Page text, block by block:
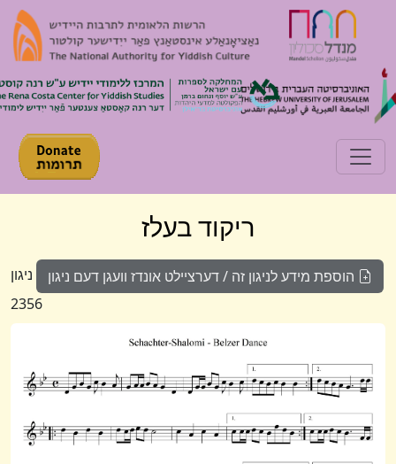
Toggle navigation
ריקוד בעלז
הוספת מידע לניגון זה / דערציילט אונדז וועגן דעם ניגון ניגון
2356